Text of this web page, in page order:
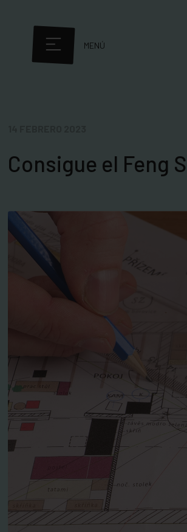
MENÚ
Consigue el Feng